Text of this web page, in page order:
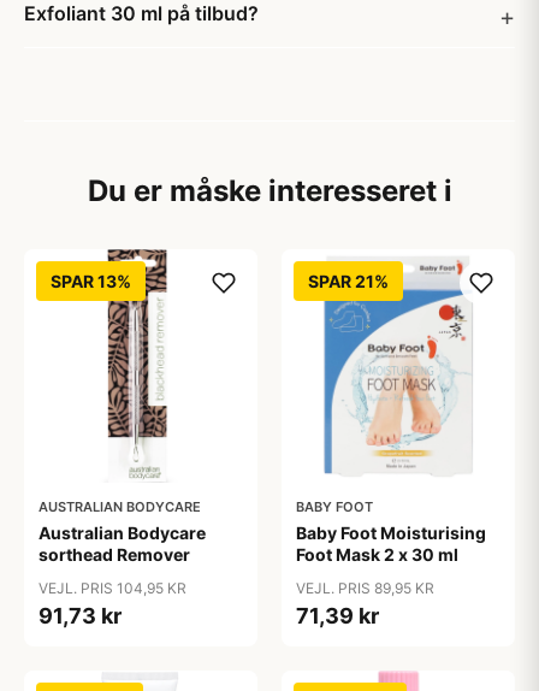
Exfoliant 30 ml på tilbud?
Du er måske interesseret i
SPAR 13%
AUSTRALIAN BODYCARE
Australian Bodycare
sorthead Remover
VEJL. PRIS 104,95 KR
91,73 kr
SPAR 21%
BABY FOOT
Baby Foot Moisturising
Foot Mask 2 x 30 ml
VEJL. PRIS 89,95 KR
71,39 kr